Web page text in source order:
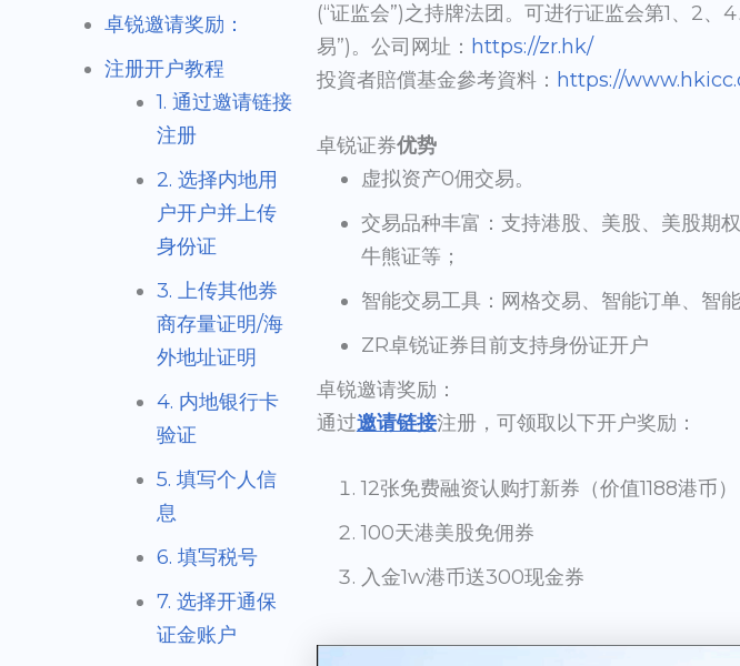
卓锐邀请奖励：
注册开户教程
1. 通过邀请链接
注册
2. 选择内地用
户开户并上传
身份证
3. 上传其他券
商存量证明/海
外地址证明
4. 内地银行卡
验证
5. 填写个人信
息
6. 填写税号
7. 选择开通保
证金账户
(“证监会”)之持牌法团。可进行证监会第1、2
易”)。公司网址： https://zr.hk/
投資者賠償基金參考資料： https://
卓锐证券优势
虚拟资产0佣交易。
交易品种丰富：支持港股、美股、美股期
牛熊证等；
智能交易工具：网格交易、智能订单、智
ZR卓锐证券目前支持身份证开户
卓锐邀请奖励：
通过邀请链接注册，可领取以下开户奖励：
12张免费融资认购打新券（价值1188港币）
100天港美股免佣券
入金1w港币送300现金券